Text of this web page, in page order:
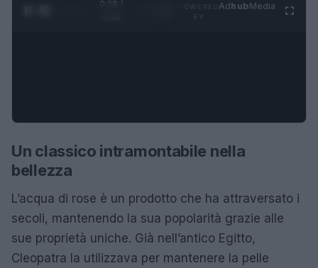
0:29 /
AdhubMedia
Un classico intramontabile nella
bellezza
L’acqua di rose è un prodotto che ha attraversato i
secoli, mantenendo la sua popolarità grazie alle
sue proprietà uniche. Già nell’antico Egitto,
Cleopatra la utilizzava per mantenere la pelle